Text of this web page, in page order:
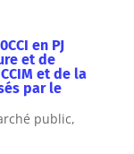
en PJ
et de
et de la
par le
public,